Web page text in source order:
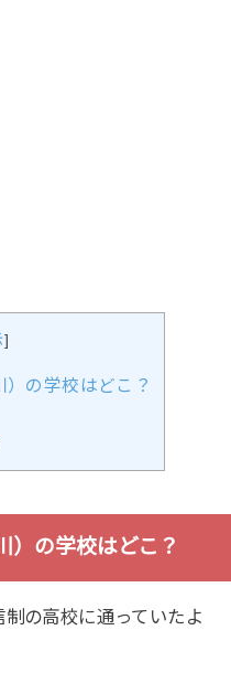
]
の学校はどこ？
）の学校はどこ？
の高校に通っていたよ